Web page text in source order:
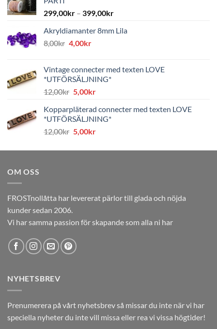
299,00kr – 399,00kr
Akryldiamanter 8mm Lila
8,00kr Det
var:
8,00kr.
4,00krDet
är:
4,00kr.
Vintage connecter med texten LOVE
*UTFÖRSÄLJNING*
12,00kr Det
priset
var:
12,00kr.
5,00krDet
priset
är:
5,00kr.
Kopparpläterad connecter med texten LOVE
*UTFÖRSÄLJNING*
12,00kr Det
priset
5,00krDet
priset
OM OSS
FROSTnollåtta har levererat pärlor till glada och nöjda
kunder sedan 2006.
Vi har samma passion för skapande som alla ni har
NYHETSBREV
Prenumerera på vårt nyhetsbrev så missar du inte när vi har
speciella nyheter du inte vill missa eller rea vi vissa högtider!